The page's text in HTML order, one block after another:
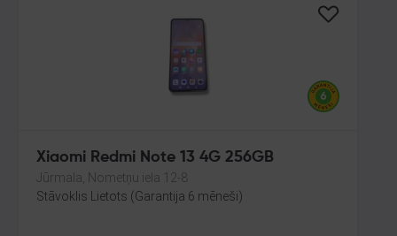
Xiaomi Redmi Note 13 4G 256GB
Jūrmala, Nometņu iela 12-8
Stāvoklis Lietots (Garantija 6 mēneši)